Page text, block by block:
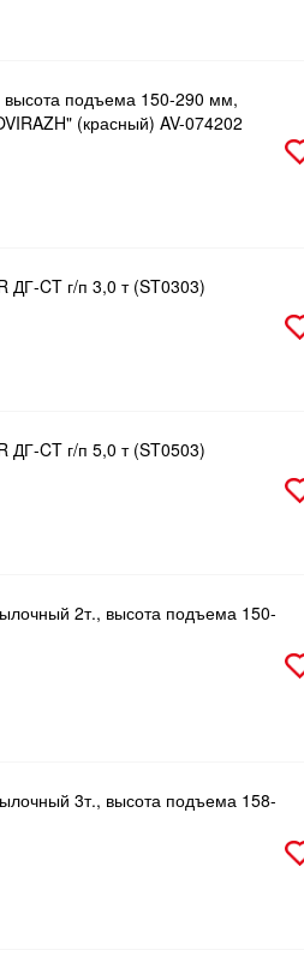
высота подъема 150-290 мм,
(красный) AV-074202
ДГ-CT г/п 3,0 т (ST0303)
ДГ-CT г/п 5,0 т (ST0503)
2т., высота подъема 150-
3т., высота подъема 158-